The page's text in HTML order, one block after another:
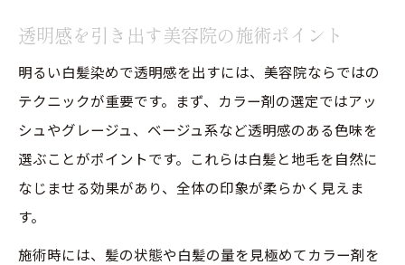
透明感を引き出す美容院の施術ポイント
明るい白髪染めで透明感を出すには、美容院ならではの
テクニックが重要です。まず、カラー剤の選定ではアッ
シュやグレージュ、ベージュ系など透明感のある色味を
選ぶことがポイントです。これらは白髪と地毛を自然に
なじませる効果があり、全体の印象が柔らかく見えま
す。
施術時には、髪の状態や白髪の量を見極めてカラー剤を